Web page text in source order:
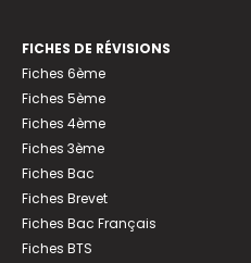
FICHES DE RÉVISIONS
Fiches 6ème
Fiches 5ème
Fiches 4ème
Fiches 3ème
Fiches Bac
Fiches Brevet
Fiches Bac Français
Fiches BTS